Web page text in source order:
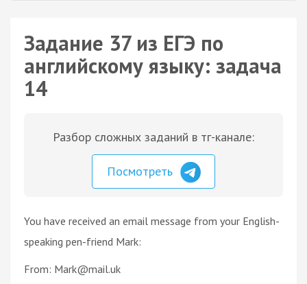
Задание 37 из ЕГЭ по
английскому языку: задача
14
Разбор сложных заданий в тг-канале:
Посмотреть
You have received an email message from your English-
speaking pen-friend Mark:
From: Mark@mail.uk